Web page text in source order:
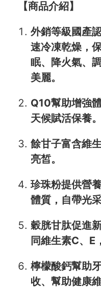
【商品介紹】
外銷等級國產
速冷凍乾燥，
眠、降火氣、
美麗。
Q10幫助增強
天候賦活保養。
餘甘子富含維
亮皙。
珍珠粉提供營
體質，自帶光采
穀胱甘肽促進
同維生素C、E
檸檬酸鈣幫助
收、幫助健康維